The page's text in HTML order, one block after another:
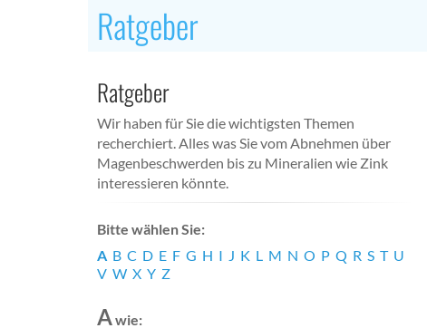
Ratgeber
Ratgeber
Wir haben für Sie die wichtigsten Themen
recherchiert. Alles was Sie vom Abnehmen über
Magenbeschwerden bis zu Mineralien wie Zink
interessieren könnte.
Bitte wählen Sie:
A B C D E F G H I J K L M N O P Q R S T U
V W X Y Z
Awie: